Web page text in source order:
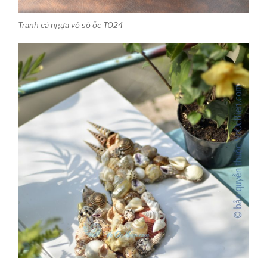
Tranh cá ngựa vỏ sò ốc TO24